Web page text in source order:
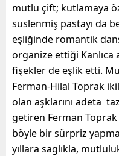
mutlu çift; kutlamaya
süslenmiş pastayı da
eşliğinde romantik
organize ettiği Kanlıca
fişekler de eşlik etti.
Ferman-Hilal Toprak
olan aşklarını adeta
getiren Ferman Toprak
böyle bir sürpriz
yıllara saglıkla,